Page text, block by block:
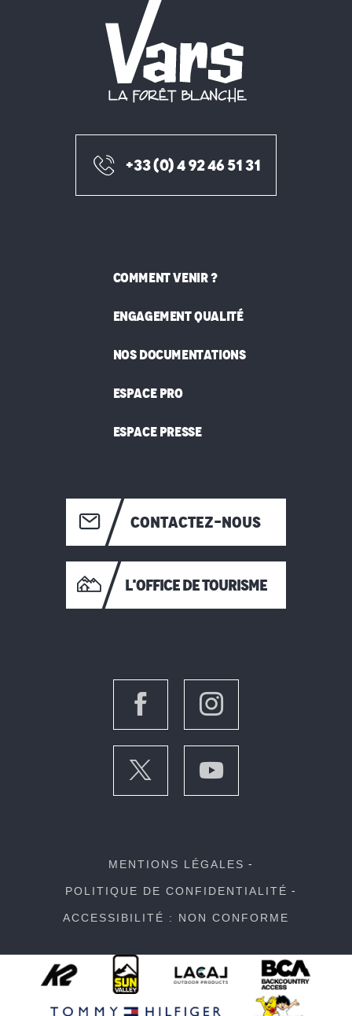
+33 (0) 4 92 46 51 31
COMMENT VENIR ?
ENGAGEMENT QUALITÉ
NOS DOCUMENTATIONS
ESPACE PRO
ESPACE PRESSE
CONTACTEZ-NOUS
L'OFFICE DE TOURISME
MENTIONS LÉGALES
POLITIQUE DE CONFIDENTIALITÉ
ACCESSIBILITÉ : NON CONFORME